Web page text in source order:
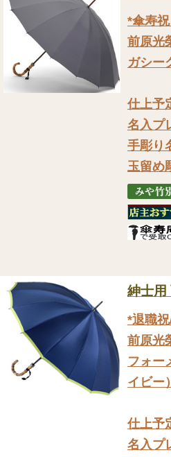
*傘寿
前原光
ガシー
仕上予
名入プ
手彫り
玉留め
紳士用
*退職
前原光
フォー
イビー）
仕上予
名入プ